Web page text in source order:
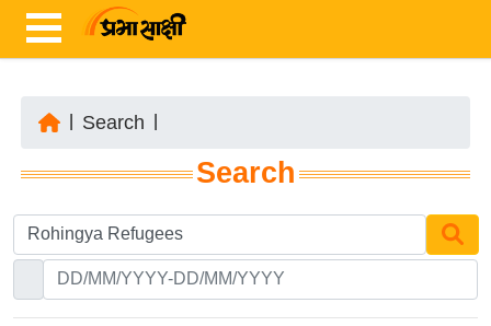
ज़ा
ख
र
Search
Search